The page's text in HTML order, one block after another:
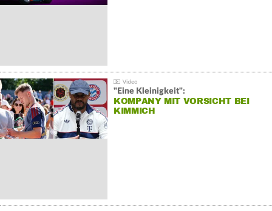
"Eine Kleinigkeit":
KOMPANY MIT VORSICHT BEI
KIMMICH